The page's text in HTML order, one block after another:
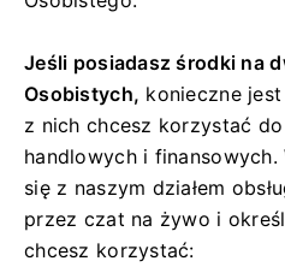
Jeśli posiadasz środki na
Osobistych, konieczne
z nich chcesz korzystać
handlowych i
się z naszym działem
przez czat na żywo i
chcesz korzystać: